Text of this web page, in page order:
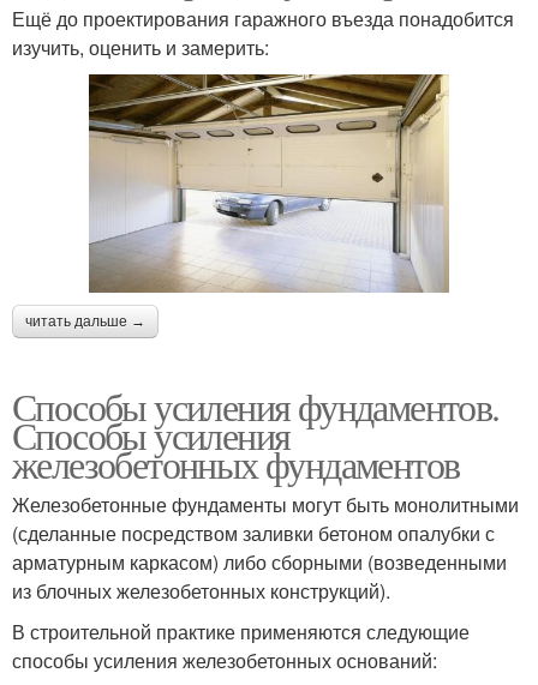
Ещё до проектирования гаражного въезда понадобится
изучить, оценить и замерить:
читать дальше →
Способы усиления фундаментов.
Способы усиления
железобетонных фундаментов
Железобетонные фундаменты могут быть монолитными
(сделанные посредством заливки бетоном опалубки с
арматурным каркасом) либо сборными (возведенными
из блочных железобетонных конструкций).
В строительной практике применяются следующие
способы усиления железобетонных оснований: